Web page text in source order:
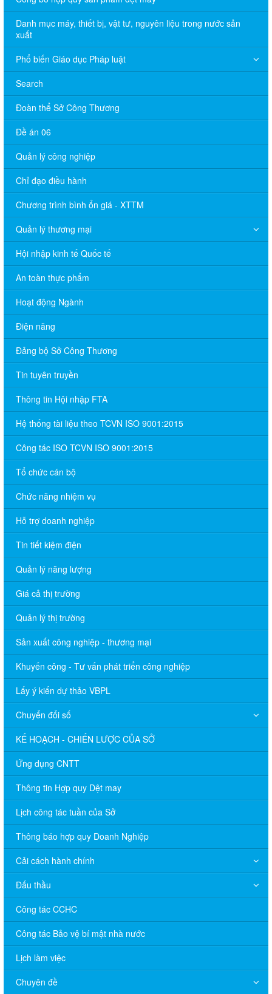
Danh mục máy, thiết bị, vật tư, nguyên liệu trong nước sản
xuất
Phổ biến Giáo dục Pháp luật
Search
Đoàn thể Sở Công Thương
Đề án 06
Quản lý công nghiệp
Chỉ đạo điều hành
Chương trình bình ổn giá - XTTM
Quản lý thương mại
Hội nhập kinh tế Quốc tế
An toàn thực phẩm
Hoạt động Ngành
Điện năng
Đảng bộ Sở Công Thương
Tin tuyên truyền
Thông tin Hội nhập FTA
Hệ thống tài liệu theo TCVN ISO 9001:2015
Công tác ISO TCVN ISO 9001:2015
Tổ chức cán bộ
Chức năng nhiệm vụ
Hỗ trợ doanh nghiệp
Tin tiết kiệm điện
Quản lý năng lượng
Giá cả thị trường
Quản lý thị trường
Sản xuất công nghiệp - thương mại
Khuyến công - Tư vấn phát triển công nghiệp
Lấy ý kiến dự thảo VBPL
Chuyển đổi số
KẾ HOẠCH - CHIẾN LƯỢC CỦA SỞ
Ứng dụng CNTT
Thông tin Hợp quy Dệt may
Lịch công tác tuần của Sở
Thông báo hợp quy Doanh Nghiệp
Cải cách hành chính
Đấu thầu
Công tác CCHC
Công tác Bảo vệ bí mật nhà nước
Lịch làm việc
Chuyên đề